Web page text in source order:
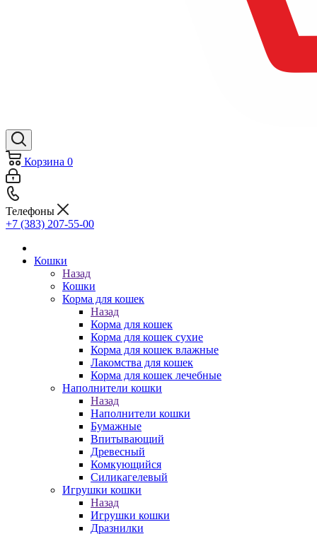
Корзина 0
Телефоны
+7 (383) 207-55-00
Кошки
Назад
Кошки
Корма для кошек
Назад
Корма для кошек
Корма для кошек сухие
Корма для кошек влажные
Лакомства для кошек
Корма для кошек лечебные
Наполнители кошки
Назад
Наполнители кошки
Бумажные
Впитывающий
Древесный
Комкующийся
Силикагелевый
Игрушки кошки
Назад
Игрушки кошки
Дразнилки